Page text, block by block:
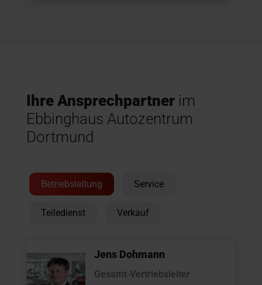
Ihre Ansprechpartner im
Ebbinghaus Autozentrum
Dortmund
Betriebsleitung Service
Teiledienst Verkauf
Jens Dohmann
Gesamt-Vertriebsleiter